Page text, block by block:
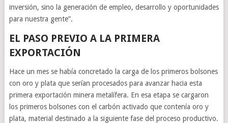
inversión, sino la generación de empleo, desarrollo y oportunidades
para nuestra gente”.
EL PASO PREVIO A LA PRIMERA
EXPORTACIÓN
Hace un mes se había concretado la carga de los primeros bolsones
con oro y plata que serían procesados para avanzar hacia esta
primera exportación minera metalífera. En esa etapa se cargaron
los primeros bolsones con el carbón activado que contenía oro y
plata, material destinado a la siguiente fase del proceso productivo.